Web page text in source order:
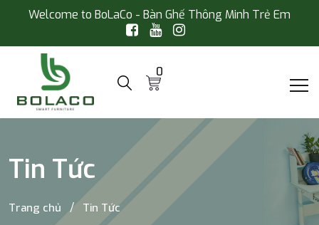
Welcome to BoLaCo - Bàn Ghế Thông Minh Trẻ Em
0
Tin Tức
Trang chủ Tin Tức